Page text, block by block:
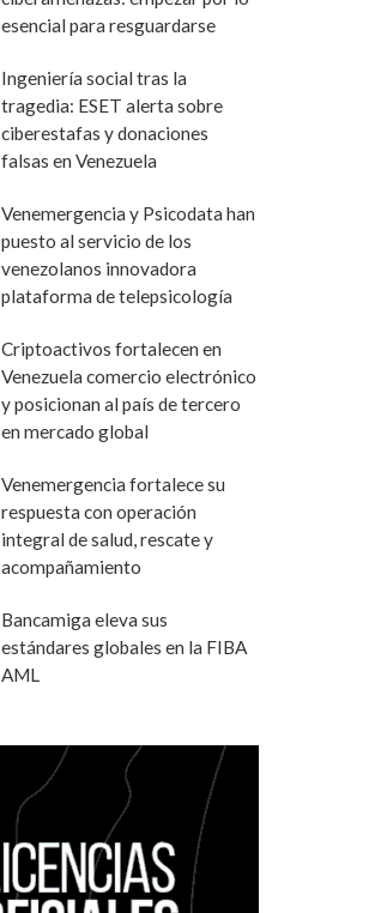
esencial para resguardarse
Ingeniería social tras la
tragedia: ESET alerta sobre
ciberestafas y donaciones
falsas en Venezuela
Venemergencia y Psicodata han
puesto al servicio de los
venezolanos innovadora
plataforma de telepsicología
Criptoactivos fortalecen en
Venezuela comercio electrónico
y posicionan al país de tercero
en mercado global
Venemergencia fortalece su
respuesta con operación
integral de salud, rescate y
acompañamiento
Bancamiga eleva sus
estándares globales en la FIBA
AML